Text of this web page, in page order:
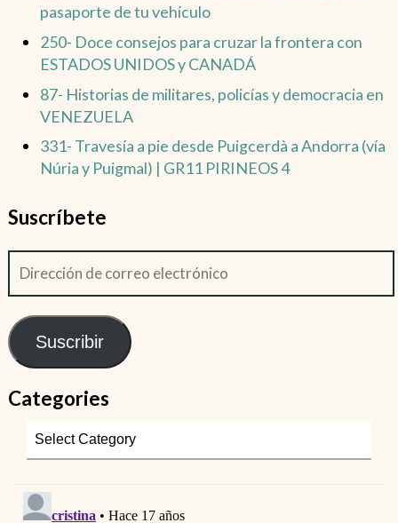
pasaporte de tu vehículo
250- Doce consejos para cruzar la frontera con
ESTADOS UNIDOS y CANADÁ
87- Historias de militares, policías y democracia en
VENEZUELA
331- Travesía a pie desde Puigcerdà a Andorra (vía
Núria y Puigmal) | GR11 PIRINEOS 4
Suscríbete
Suscribir
Categories